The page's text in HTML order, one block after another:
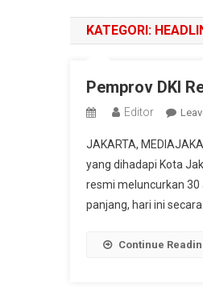
KATEGORI:
Pemprov DKI
Editor
JAKARTA,
yang dihadapi Kota
resmi meluncurkan 30
panjang, hari ini
Continue